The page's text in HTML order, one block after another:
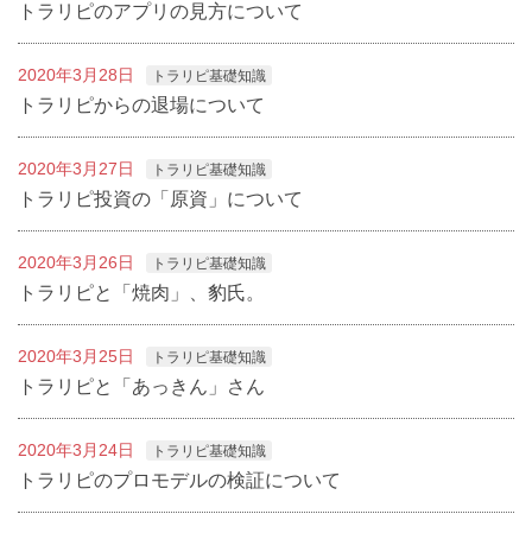
トラリピのアプリの見方について
2020年3月28日 トラリピ基礎知識
トラリピからの退場について
2020年3月27日 トラリピ基礎知識
トラリピ投資の「原資」について
2020年3月26日 トラリピ基礎知識
トラリピと「焼肉」、豹氏。
2020年3月25日 トラリピ基礎知識
トラリピと「あっきん」さん
2020年3月24日 トラリピ基礎知識
トラリピのプロモデルの検証について